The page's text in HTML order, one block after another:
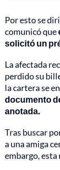
Por esto se
comunicó que
solicitó un
La afectada
perdido su
la cartera se
documento
anotada.
Tras buscar
a una amiga
embargo, esta